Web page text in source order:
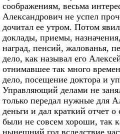
соображениям, весьма
Александрович не успел
дочитал ее утром. Потом
доклады, приемы,
наград, пенсий, жалованья,
дело, как называл его
отнимавшее так много
дело, посещение доктора и
Управляющий делами не
только передал нужные для
деньги и дал краткий отчет
были не совсем хороши, так
нынешний год вследствие